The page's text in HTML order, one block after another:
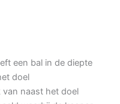
een bal in de diepte
doel
van naast het doel